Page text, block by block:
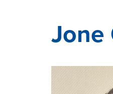
Jone